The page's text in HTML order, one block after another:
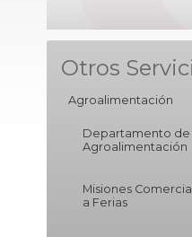
Otros
Agroalimentación
Departamento de
Agroalimentación
Misiones
a Ferias